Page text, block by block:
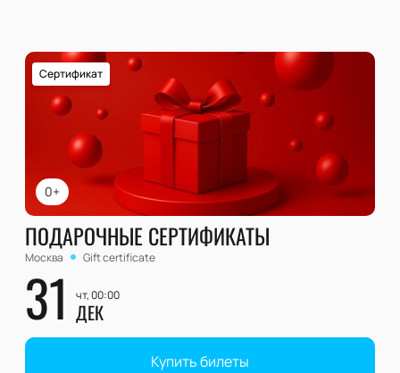
0+
Сертификат
ПОДАРОЧНЫЕ СЕРТИФИКАТЫ
Москва Gift certificate
31 чт, 00:00
ДЕК
Купить билеты